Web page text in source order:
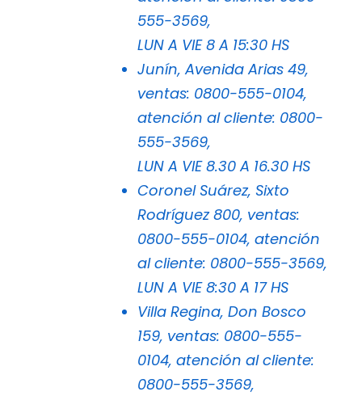
555-3569,
LUN A VIE 8 A 15:30 HS
Junín, Avenida Arias 49,
ventas: 0800-555-0104,
atención al cliente: 0800-
555-3569,
LUN A VIE 8.30 A 16.30 HS
Coronel Suárez, Sixto
Rodríguez 800, ventas:
0800-555-0104, atención
al cliente: 0800-555-3569,
LUN A VIE 8:30 A 17 HS
Villa Regina, Don Bosco
159, ventas: 0800-555-
0104, atención al cliente:
0800-555-3569,